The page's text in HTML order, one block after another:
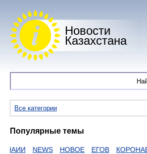
Новости
Казахстана
Все категории
Популярные темы
НАИИ NEWS НОВОЕ ЕГОВ